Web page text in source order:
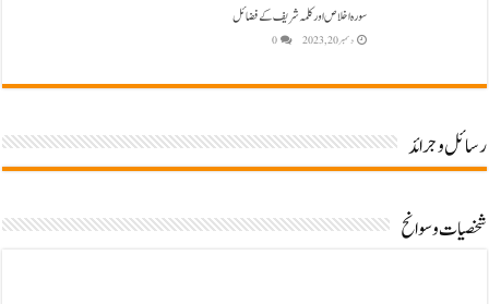
سورہ اخلاص اور کلمہ شریف کے فضائل
دسمبر 20, 2023 0
رسائل وجرائد
شخصیات وسوانح